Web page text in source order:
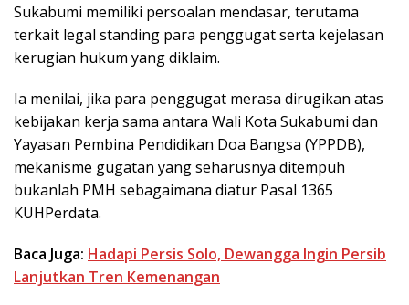
Sukabumi memiliki persoalan mendasar, terutama
terkait legal standing para penggugat serta kejelasan
kerugian hukum yang diklaim.
Ia menilai, jika para penggugat merasa dirugikan atas
kebijakan kerja sama antara Wali Kota Sukabumi dan
Yayasan Pembina Pendidikan Doa Bangsa (YPPDB),
mekanisme gugatan yang seharusnya ditempuh
bukanlah PMH sebagaimana diatur Pasal 1365
KUHPerdata.
Baca Juga: Hadapi Persis Solo, Dewangga Ingin Persib
Lanjutkan Tren Kemenangan